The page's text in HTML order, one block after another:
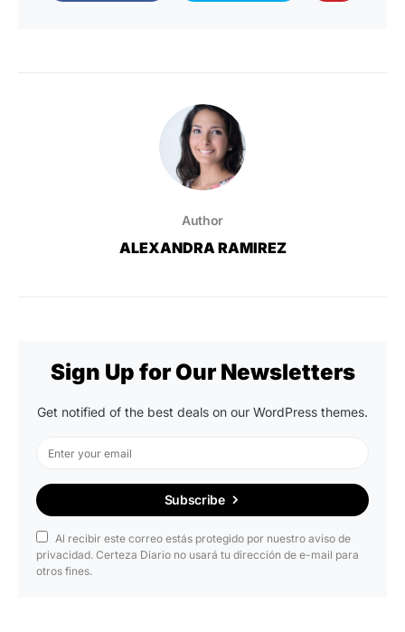
Author
ALEXANDRA RAMIREZ
Sign Up for Our Newsletters
Get notified of the best deals on our WordPress themes.
Subscribe
Al recibir este correo estás protegido por nuestro aviso de
privacidad. Certeza Diario no usará tu dirección de e-mail para
otros fines.